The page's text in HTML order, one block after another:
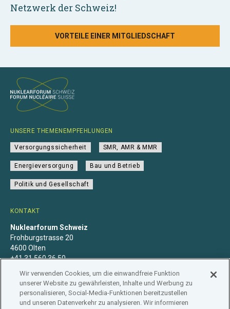
Netzwerk der Schweiz!
VORTEILE EINER MITGLIEDSCHAFT
KONTAKT
Nuklearforum Schweiz
Frohburgstrasse 20
4600 Olten
+41 31 560 36 50
UNSERE THEMENEMPFEHLUNGEN
Versorgungssicherheit SMR, AMR & MMR
Energieversorgung Bau und Betrieb
Politik und Gesellschaft
Wir verwenden Cookies, um die einwandfreie Funktion
unserer Website zu gewährleisten, Inhalte und Werbung zu
personalisieren, Social-Media-Funktionen bereitzustellen
und unseren Datenverkehr zu analysieren. Wir informieren